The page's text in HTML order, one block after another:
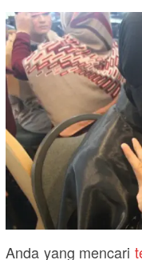
Anda yang mencari